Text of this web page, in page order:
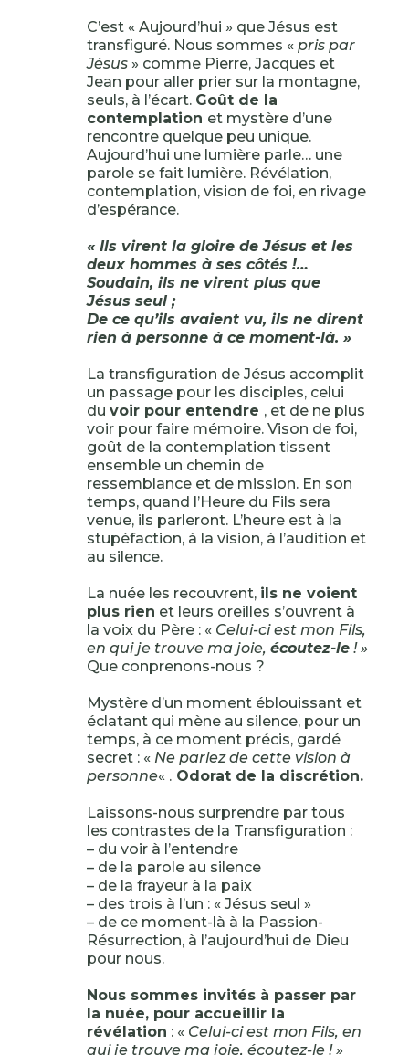
C’est « Aujourd’hui » que Jésus est
transfiguré. Nous sommes « pris par
Jésus» comme Pierre, Jacques et
Jean pour aller prier sur la montagne,
seuls, à l’écart. Goût de la
contemplation et mystère d’une
rencontre quelque peu unique.
Aujourd’hui une lumière parle… une
parole se fait lumière. Révélation,
contemplation, vision de foi, en rivage
d’espérance.
« Ils virent la gloire de Jésus et les
deux hommes à ses côtés !…
Soudain, ils ne virent plus que
Jésus seul ;
De ce qu’ils avaient vu, ils ne dirent
rien à personne à ce moment-là. »
La transfiguration de Jésus accomplit
un passage pour les disciples, celui
du voir pour entendre , et de ne plus
voir pour faire mémoire. Vison de foi,
goût de la contemplation tissent
ensemble un chemin de
ressemblance et de mission. En son
temps, quand l’Heure du Fils sera
venue, ils parleront. L’heure est à la
stupéfaction, à la vision, à l’audition et
au silence.
La nuée les recouvrent, ils ne voient
plus rien et leurs oreilles s’ouvrent à
la voix du Père : « Celui-ci est mon Fils,
en qui je trouve ma joie, écoutez-le! »
Que conprenons-nous ?
Mystère d’un moment éblouissant et
éclatant qui mène au silence, pour un
temps, à ce moment précis, gardé
secret : « Ne parlez de cette vision à
personne« .Odorat de la discrétion.
Laissons-nous surprendre par tous
les contrastes de la Transfiguration :
– du voir à l’entendre
– de la parole au silence
– de la frayeur à la paix
– des trois à l’un : « Jésus seul »
– de ce moment-là à la Passion-
Résurrection, à l’aujourd’hui de Dieu
pour nous.
Nous sommes invités à passer par
la nuée, pour accueillir la
révélation : « Celui-ci est mon Fils, en
qui je trouve ma joie, écoutez-le ! »